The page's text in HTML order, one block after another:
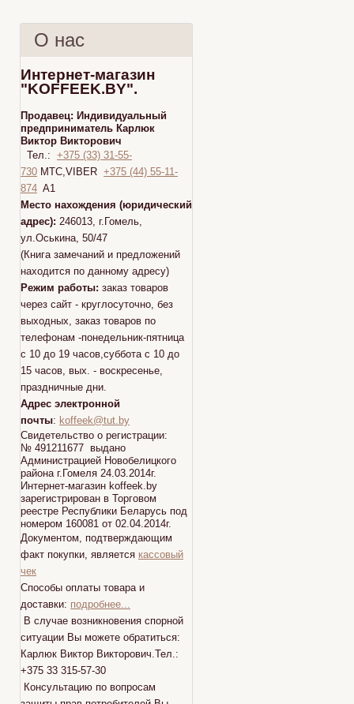
О нас
Интернет-магазин
"KOFFEEK.BY".
Продавец: Индивидуальный
предприниматель Карлюк
Виктор Викторович
Тел.: +375 (33) 31-55-
730 МТС,VIBER +375 (44) 55-11-
874 A1
Место нахождения (юридический
адрес): 246013, г.Гомель,
ул.Оськина, 50/47
(Книга замечаний и предложений
находится по данному адресу)
Режим работы: заказ товаров
через сайт - круглосуточно, без
выходных, заказ товаров по
телефонам -понедельник-пятница
с 10 до 19 часов,суббота с 10 до
15 часов, вых. - воскресенье,
праздничные дни.
Адрес электронной
почты: koffeek@tut.by
Свидетельство о регистрации:
№ 491211677 выдано
Администрацией Новобелицкого
района г.Гомеля 24.03.2014г.
Интернет-магазин koffeek.by
зарегистрирован в Торговом
реестре Республики Беларусь под
номером 160081 от 02.04.2014г.
Документом, подтверждающим
факт покупки, является кассовый
чек
Способы оплаты товара и
доставки: подробнее...
В случае возникновения спорной
ситуации Вы можете обратиться:
Карлюк Виктор Викторович.Тел.:
+375 33 315-57-30
Консультацию по вопросам